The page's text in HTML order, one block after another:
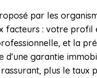
par les
facteurs : votre profil
et la
d’une garantie
plus le taux